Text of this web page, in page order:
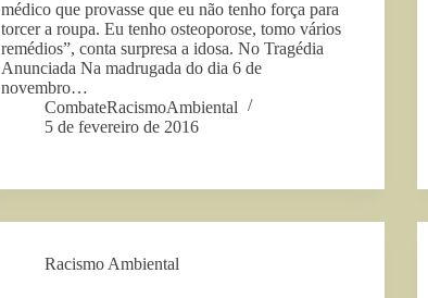
médico que provasse que eu não tenho força para
torcer a roupa. Eu tenho osteoporose, tomo vários
remédios”, conta surpresa a idosa. No Tragédia
Anunciada Na madrugada do dia 6 de
novembro…
CombateRacismoAmbiental
5 de fevereiro de 2016
Racismo Ambiental